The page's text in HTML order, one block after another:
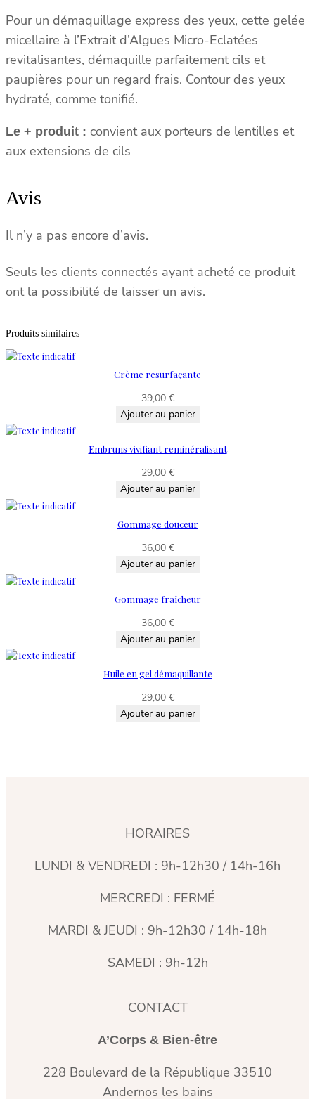
Pour un démaquillage express des yeux, cette gelée
micellaire à l’Extrait d’Algues Micro-Eclatées
revitalisantes, démaquille parfaitement cils et
paupières pour un regard frais. Contour des yeux
hydraté, comme tonifié.
Le + produit : convient aux porteurs de lentilles et
aux extensions de cils
Avis
Il n’y a pas encore d’avis.
Seuls les clients connectés ayant acheté ce produit
ont la possibilité de laisser un avis.
Produits similaires
Crème resurfaçante
39,00 €
Ajouter au panier
Embruns vivifiant reminéralisant
29,00 €
Ajouter au panier
Gommage douceur
36,00 €
Ajouter au panier
Gommage fraîcheur
36,00 €
Ajouter au panier
Huile en gel démaquillante
29,00 €
Ajouter au panier
HORAIRES
LUNDI & VENDREDI : 9h-12h30 / 14h-16h
MERCREDI : FERMÉ
MARDI & JEUDI : 9h-12h30 / 14h-18h
SAMEDI : 9h-12h
CONTACT
A’Corps & Bien-être
228 Boulevard de la République 33510
Andernos les bains